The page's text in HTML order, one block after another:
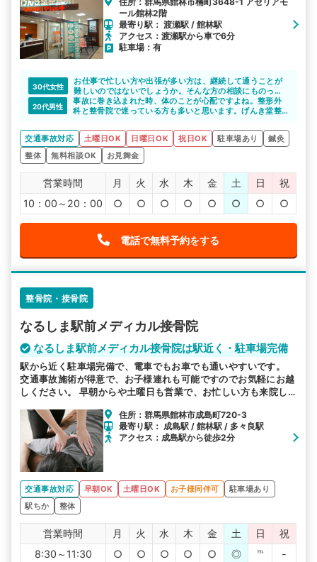
ール館林2階
最寄り駅： 渡瀬駅 / 館林駅
アクセス：渡瀬駅から車で6分
駐車場：有
30代女性
お仕事で忙しい方や出張が多い方は、継続して通うことが
難しいのではないでしょうか。そんな方の相談にものって
くれ、施術もスムーズに受けることができるのでいいです
ね。
20代男性
事故に巻き込まれた時、体のことが心配ですよね。整形外
科と整骨院で迷っている方も多いと思います。げんき堂整
ターは、事故による施術を専門としているので、納得して
通院できると思います。
交通事故対応 土曜日OK 日曜日OK 祝日OK 駐車場あり
鍼灸
整体
無料相談OK お見舞金
営業時間 月 火 水 木 金 土 日
祝
10：00～20：00
○ ○ ○ ○ ○ ○ ○ ○
電話で無料予約をする
整骨院・接骨院
なるしま駅前メディカル接骨院
なるしま駅前メディカル接骨院は駅近く・駐車場完備
駅から近く駐車場完備で、電車でもお車でも通いやすいです。
交通事故施術が得意で、お子様連れも可能ですのでお気軽にお越
しください。 早朝からや土曜日も営業で、お忙しい方も来院し
住所：群馬県館林市成島町720-3
最寄り駅： 成島駅 / 館林駅 / 多々良駅
アクセス：成島駅から徒歩2分
交通事故対応 早朝OK 土曜日OK お子様同伴可
駐車場あり
駅ちか
整体
営業時間 月 火 水 木 金 土 日
祝
8:30～11:30
○ ○ ○ ○ ○ ◎ ℡
-